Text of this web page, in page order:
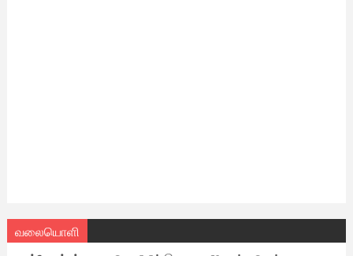
வலையொளி